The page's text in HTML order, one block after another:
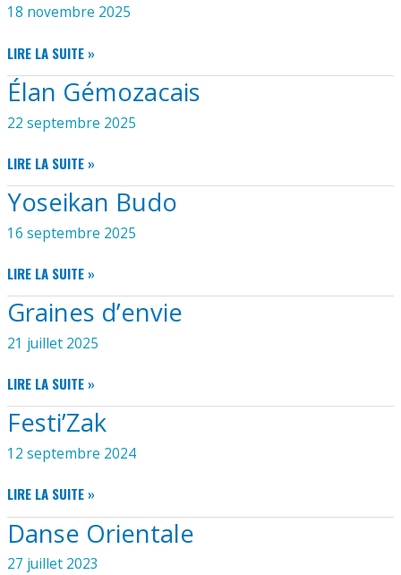
18 novembre 2025
GJSE
–
GROUPEMENT
JEUNES
ESTUAIRE
LIRE LA SUITE »
Élan Gémozacais
22 septembre 2025
ÉLAN
GÉMOZACAIS
LIRE LA SUITE »
Yoseikan Budo
16 septembre 2025
YOSEIKAN
BUDO
LIRE LA SUITE »
Graines d’envie
21 juillet 2025
GRAINES
D’ENVIE
LIRE LA SUITE »
Festi’Zak
12 septembre 2024
FESTI’ZAK
LIRE LA SUITE »
Danse Orientale
27 juillet 2023